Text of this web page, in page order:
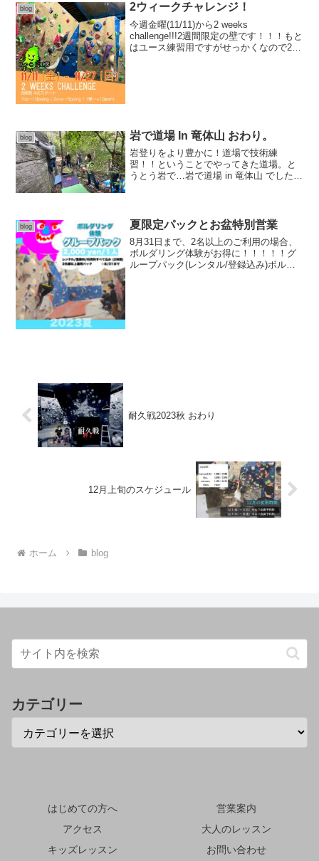
blog 2ウィークチャレンジ！
今週金曜(11/11)から2 weeks
challenge!!!2週間限定の壁です！！！もと
はユース練習用ですがせっかくなので2週
blog 岩で道場 In 竜体山 おわり。
岩登りをより豊かに！道場で技術練
習！！ということでやってきた道場。と
うとう岩で…岩で道場 in 竜体山 でした。
題を巡りました...
blog 夏限定パックとお盆特別営業
8月31日まで、2名以上のご利用の場合、
ボルダリング体験がお得に！！！！！グ
ループパック(レンタル/登録込み)ボルダ
耐久戦2023秋 おわり
12月上旬のスケジュール
ホーム blog
カテゴリー
はじめての方へ
営業案内
アクセス
大人のレッスン
キッズレッスン
お問い合わせ